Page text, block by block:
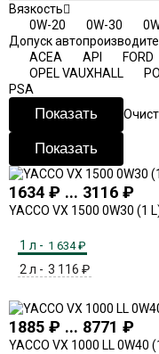
Вязкость
0W-20
0W-30
Допуск
ACEA
API FORD
OPEL VAUXHALL
PSA
1634 ₽ ... 3116 ₽
YACCO VX 1500 0W30 (1
1 л - 1 634 ₽
2 л - 3 116 ₽
1885 ₽ ... 8771 ₽
YACCO VX 1000 LL 0W40